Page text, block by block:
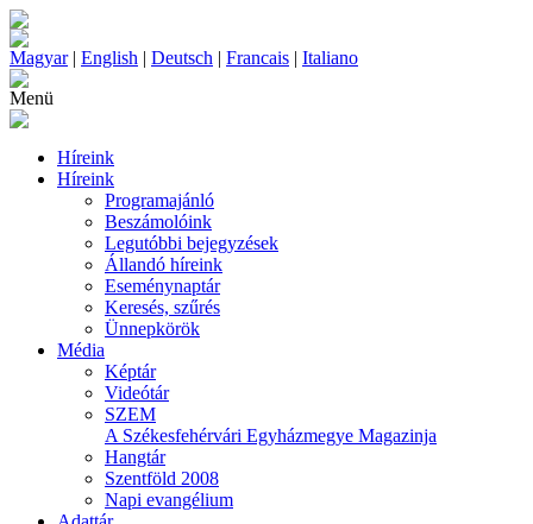
Magyar| English | Deutsch | Francais | Italiano
Menü
Híreink
Híreink
Programajánló
Beszámolóink
Legutóbbi bejegyzések
Állandó híreink
Eseménynaptár
Keresés, szűrés
Ünnepkörök
Média
Képtár
Videótár
SZEM
A Székesfehérvári Egyházmegye Magazinja
Hangtár
Szentföld 2008
Napi evangélium